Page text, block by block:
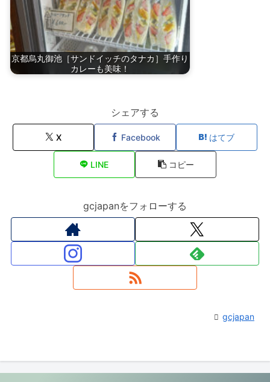
京都烏丸御池［サンドイッチのタナカ］手作り
カレーも美味！
シェアする
X Facebook はてブ
LINE コピー
gcjapanをフォローする
gcjapan